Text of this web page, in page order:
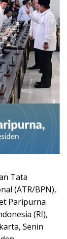
Tata
(ATR/BPN),
Paripurna
(RI),
Senin